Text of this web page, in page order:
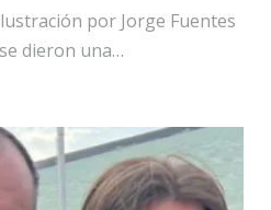
por Jorge Fuentes
dieron una…